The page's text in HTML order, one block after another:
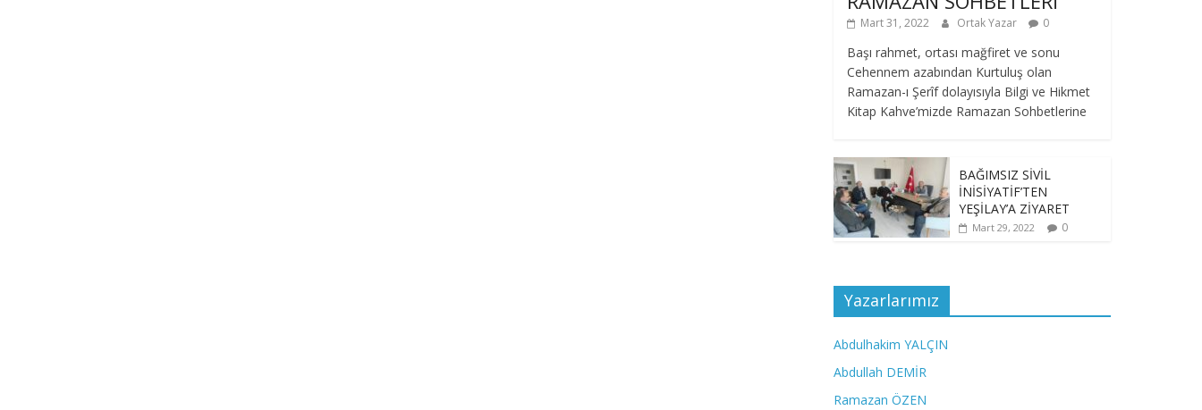
Mart 31, 2022 Ortak Yazar 0
Başı rahmet, ortası mağfiret ve sonu
Cehennem azabından Kurtuluş olan
Ramazan-ı Şerîf dolayısıyla Bilgi ve Hikmet
Kitap Kahve’mizde Ramazan Sohbetlerine
BAĞIMSIZ SİVİL
İNİSİYATİF’TEN
YEŞİLAY’A ZİYARET
Mart 29, 2022 0
Yazarlarımız
Abdulhakim YALÇIN
Abdullah DEMİR
Ramazan ÖZEN